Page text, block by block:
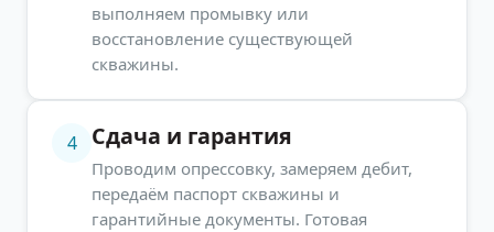
выполняем промывку или
восстановление существующей
скважины.
4 Сдача и гарантия
Проводим опрессовку, замеряем дебит,
передаём паспорт скважины и
гарантийные документы. Готовая